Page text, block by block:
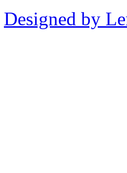
Designed by